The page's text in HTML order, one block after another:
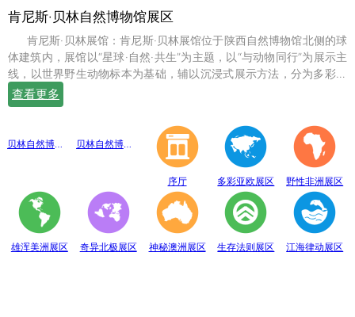
肯尼斯·贝林自然博物馆展区
体建筑内，展馆以“星球·自然·共生”为主题，以“与动物同行”为展示主
线，以世界野生动物标本为基础，辅以沉浸式展示方法，分为多彩亚
欧、野性非洲、雄浑美洲、奇异北极、神秘澳洲、生存法则、江海律
动、穹幕影院、勇敢者通道、互动体验等10个展示体验区，共展出七
查看更多
贝林自然博物馆趣味互动展区 贝林自然博物馆山海经奇展区
序厅 多彩亚欧展区 野性非洲展区
雄浑美洲展区 奇异北极展区 神秘澳洲展区 生存法则展区 江海律动展区